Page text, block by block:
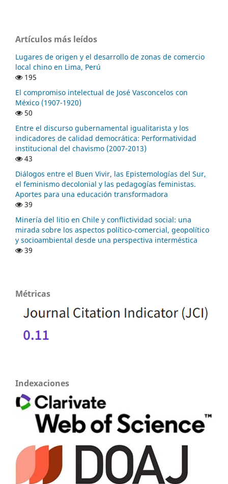
Artículos más leídos
Lugares de origen y el desarrollo de zonas de comercio
local chino en Lima, Perú
195
El compromiso intelectual de José Vasconcelos con
México (1907-1920)
50
Entre el discurso gubernamental igualitarista y los
indicadores de calidad democrática: Performatividad
institucional del chavismo (2007-2013)
43
Diálogos entre el Buen Vivir, las Epistemologías del Sur,
el feminismo decolonial y las pedagogías feministas.
Aportes para una educación transformadora
39
Minería del litio en Chile y conflictividad social: una
mirada sobre los aspectos político-comercial, geopolítico
y socioambiental desde una perspectiva interméstica
39
Métricas
Indexaciones